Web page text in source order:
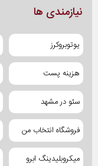
نیازمندی ها
یوتوبروکرز
هزینه پست
سئو در مشهد
فروشگاه انتخاب من
میکروبلیدینگ ابرو